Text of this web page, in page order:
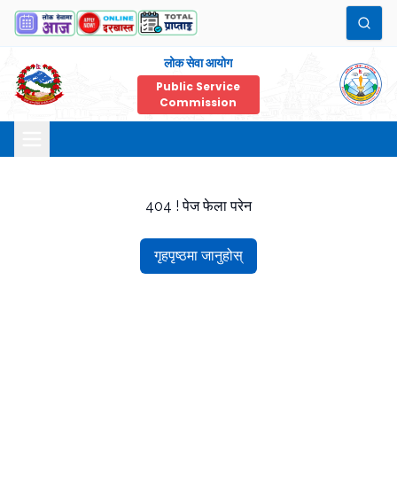
लोक सेवा आयोग
Public Service
Commission
404 ! पेज फेला परेन
गृहपृष्ठमा जानुहोस्